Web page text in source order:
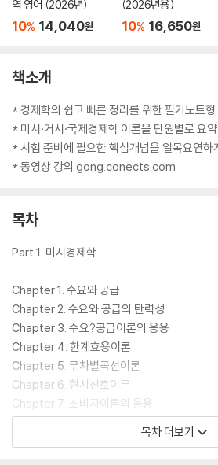
역 영어 (2026년)
10% 14,040원
(2026년용)
10% 16,650원
책소개
* 경제학의 쉽고 빠른 정리를 위한 필기노트형
* 미시·거시·국제경제학 이론을 단원별로 요
* 시험 준비에 필요한 핵심개념을 일목요연하
* 동영상 강의 gong.conects.com
목차
Part 1. 미시경제학
Chapter 1. 수요와 공급
Chapter 2. 수요와 공급의 탄력성
Chapter 3. 수요?공급이론의 응용
Chapter 4. 한계효용이론
Chapter 5. 무차별곡선이론
Chapter 6. 현시선호이론
Chapter 7. 소비자이론의 응용
Chapter 8. 기대효용이론
목차 더보기